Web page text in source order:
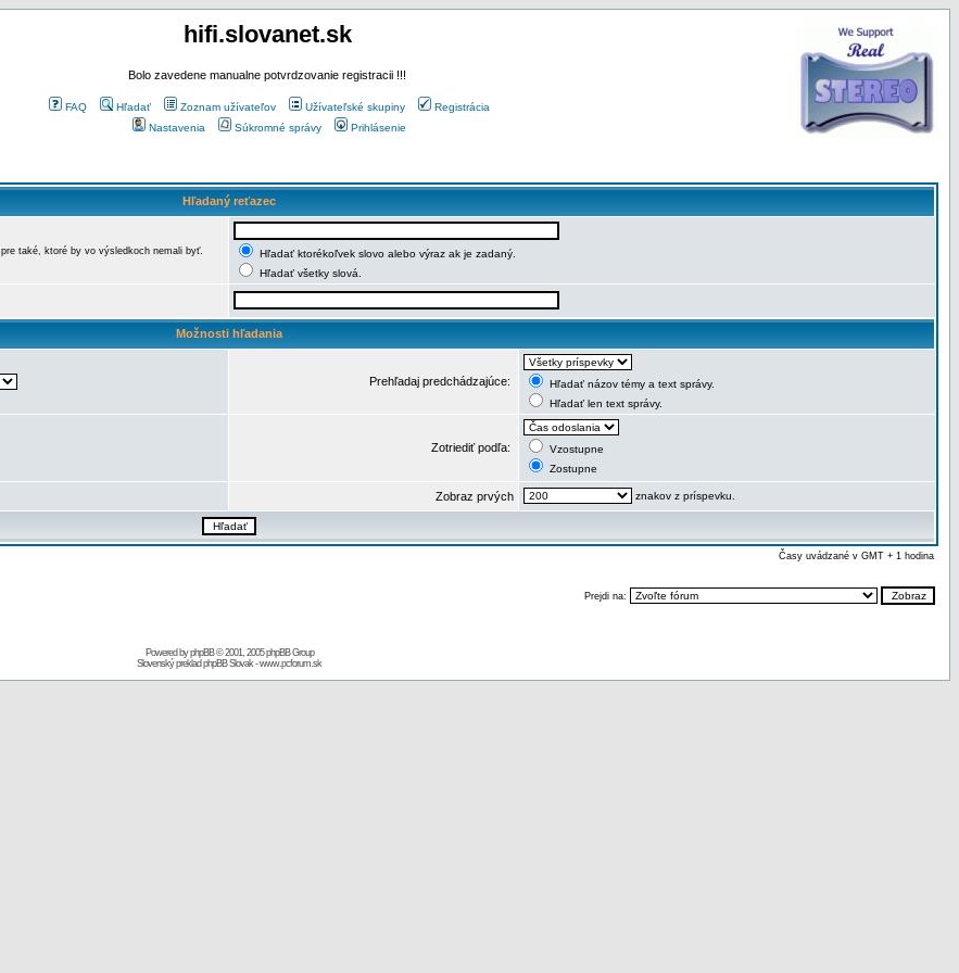
hifi.slovanet.sk
Bolo zavedene manualne potvrdzovanie registracii !!!
FAQ Hľadať Zoznam užívateľov Užívateľské skupiny
Registrácia
Nastavenia
Súkromné správy Prihlásenie
Hľadaný reťazec
pre také, ktoré by vo výsledkoch nemali byť.
Hľadať ktorékoľvek slovo alebo výraz ak je zadaný.
Hľadať všetky slová.
Možnosti hľadania
Prehľadaj predchádzajúce:
Hľadať názov témy a text správy.
Hľadať len text správy.
Zotriediť podľa:
Vzostupne
Zostupne
Zobraz prvých znakov z príspevku.
Časy uvádzané v GMT + 1 hodina
Prejdi na:
Powered byphpBB© 2001, 2005 phpBB Group
Slovenský preklad phpBB Slovak-www.pcforum.sk